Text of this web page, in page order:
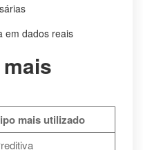
em dados reais
mais utilizado